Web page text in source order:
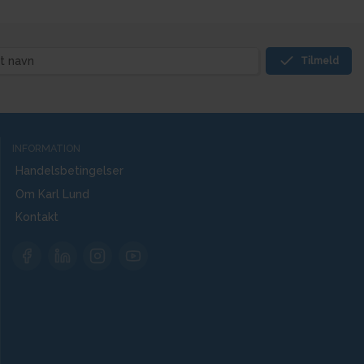
Tilmeld
INFORMATION
Handelsbetingelser
Om Karl Lund
Kontakt